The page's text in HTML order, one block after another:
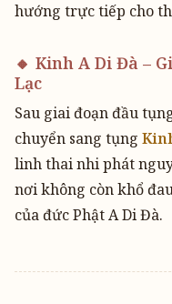
hướng trực tiếp cho
🔸 Kinh A Di Đà –
Lạc
Sau giai đoạn đầu
chuyển sang tụng
linh thai nhi phát
nơi không còn khổ
của đức Phật A Di Đà.